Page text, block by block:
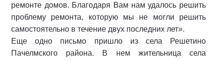
ремонте домов. Благодаря Вам нам удалось решить
проблему ремонта, которую мы не могли решить
самостоятельно в течение двух последних лет».
Еще одно письмо пришло из села Решетино
Пачелмского района. В нем жительница села